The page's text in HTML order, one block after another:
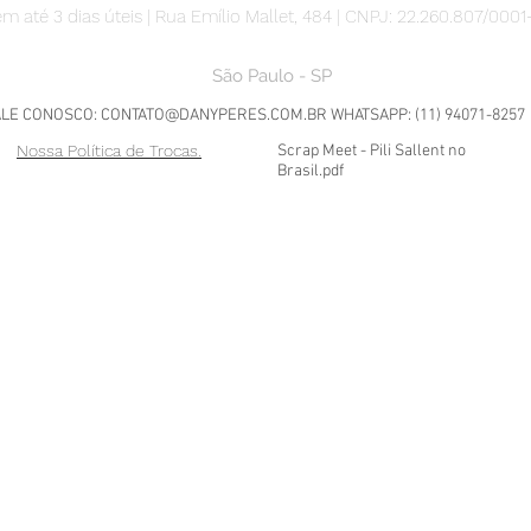
até 3 dias úteis | Rua Emílio Mallet, 484 | CNPJ: 22.260.807/
São Paulo - SP
CONOSCO: CONTATO@DANYPERES.COM.BR WHATSAPP: (11) 94071-8257
Nossa Política de Trocas.
Scrap Meet - Pili Sallent no
Brasil.pdf